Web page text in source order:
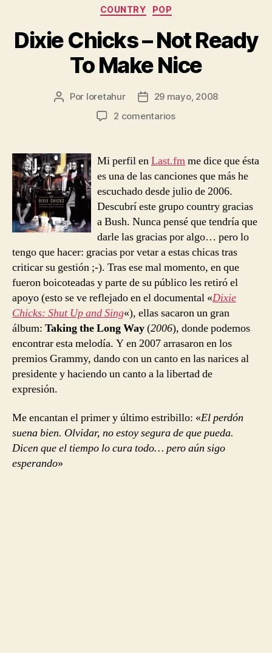
Categorías
COUNTRY POP
Dixie Chicks – Not Ready
To Make Nice
Autor
Por loretahur
Fecha
de
29 mayo, 2008
2 comentariosen
–
Not
Ready
To
Make
Nice
Mi perfil enLast.fmme dice que ésta
es una de las canciones que más he
escuchado desde julio de 2006.
Descubrí este grupo country gracias
a Bush. Nunca pensé que tendría que
darle las gracias por algo… pero lo
tengo que hacer: gracias por vetar a estas chicas tras
criticar su gestión ;-). Tras ese mal momento, en que
fueron boicoteadas y parte de su público les retiró el
apoyo (esto se ve reflejado en el documental «Dixie
Chicks: Shut Up and Sing«), ellas sacaron un gran
álbum: Taking the Long Way(2006), donde podemos
encontrar esta melodía. Y en 2007 arrasaron en los
premios Grammy, dando con un canto en las narices al
presidente y haciendo un canto a la libertad de
expresión.
Me encantan el primer y último estribillo: «El perdón
suena bien. Olvidar, no estoy segura de que pueda.
Dicen que el tiempo lo cura todo… pero aún sigo
esperando»